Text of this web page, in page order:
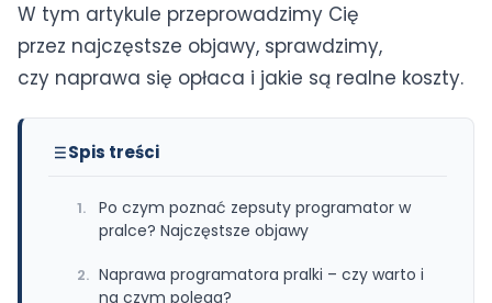
Białystok
Olsztyn
Zielona Góra
W tym artykule przeprowadzimy Cię
przez najczęstsze objawy, sprawdzimy,
czy naprawa się opłaca i jakie są realne koszty.
Spis treści
Po czym poznać zepsuty programator w
pralce? Najczęstsze objawy
Naprawa programatora pralki – czy warto i
na czym polega?